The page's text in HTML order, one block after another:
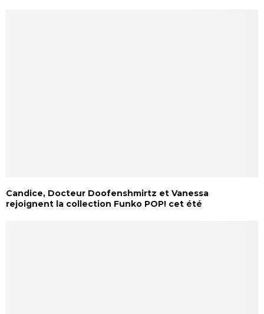
Candice, Docteur Doofenshmirtz et Vanessa
rejoignent la collection Funko POP! cet été